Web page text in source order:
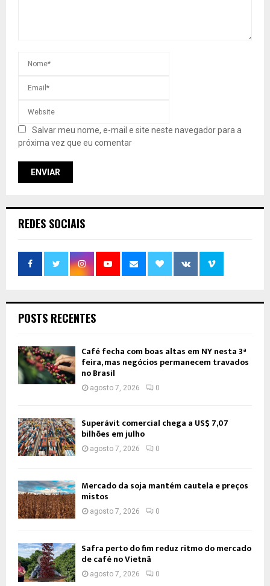
Salvar meu nome, e-mail e site neste navegador para a
próxima vez que eu comentar
REDES SOCIAIS
POSTS RECENTES
Café fecha com boas altas em NY nesta 3ª
feira, mas negócios permanecem travados
no Brasil
agosto 7, 2026 0
Superávit comercial chega a US$ 7,07
bilhões em julho
agosto 7, 2026 0
Mercado da soja mantém cautela e preços
mistos
agosto 7, 2026 0
Safra perto do fim reduz ritmo do mercado
de café no Vietnã
agosto 7, 2026 0